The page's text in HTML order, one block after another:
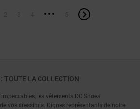
...
TOUTE LA COLLECTION
les vêtements DC Shoes
vos dressings. Dignes représentants de notre